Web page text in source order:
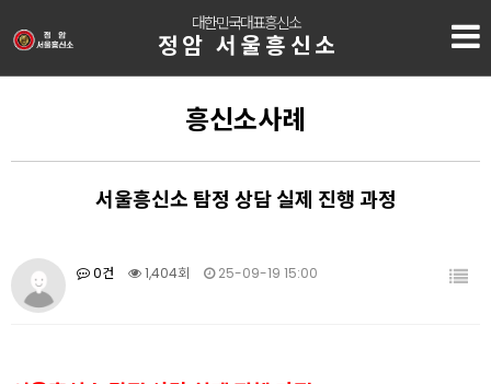
대한민국대표흥신소
정암 서울흥신소
흥신소사례
서울흥신소 탐정 상담 실제 진행 과정
0건 1,404회 25-09-19 15:00